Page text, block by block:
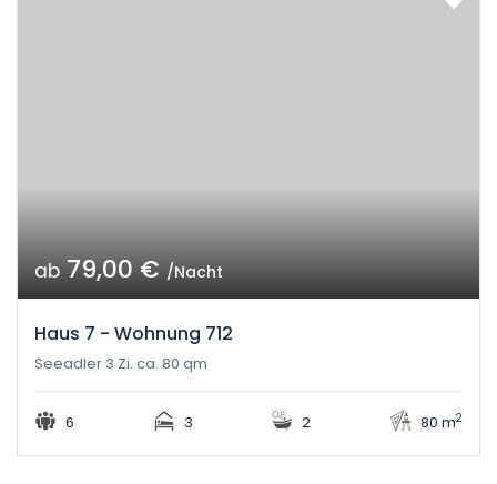
ab79,00 €/Nacht
Haus 7 - Wohnung 712
Seeadler 3 Zi. ca. 80 qm
6 3 2 80 m2